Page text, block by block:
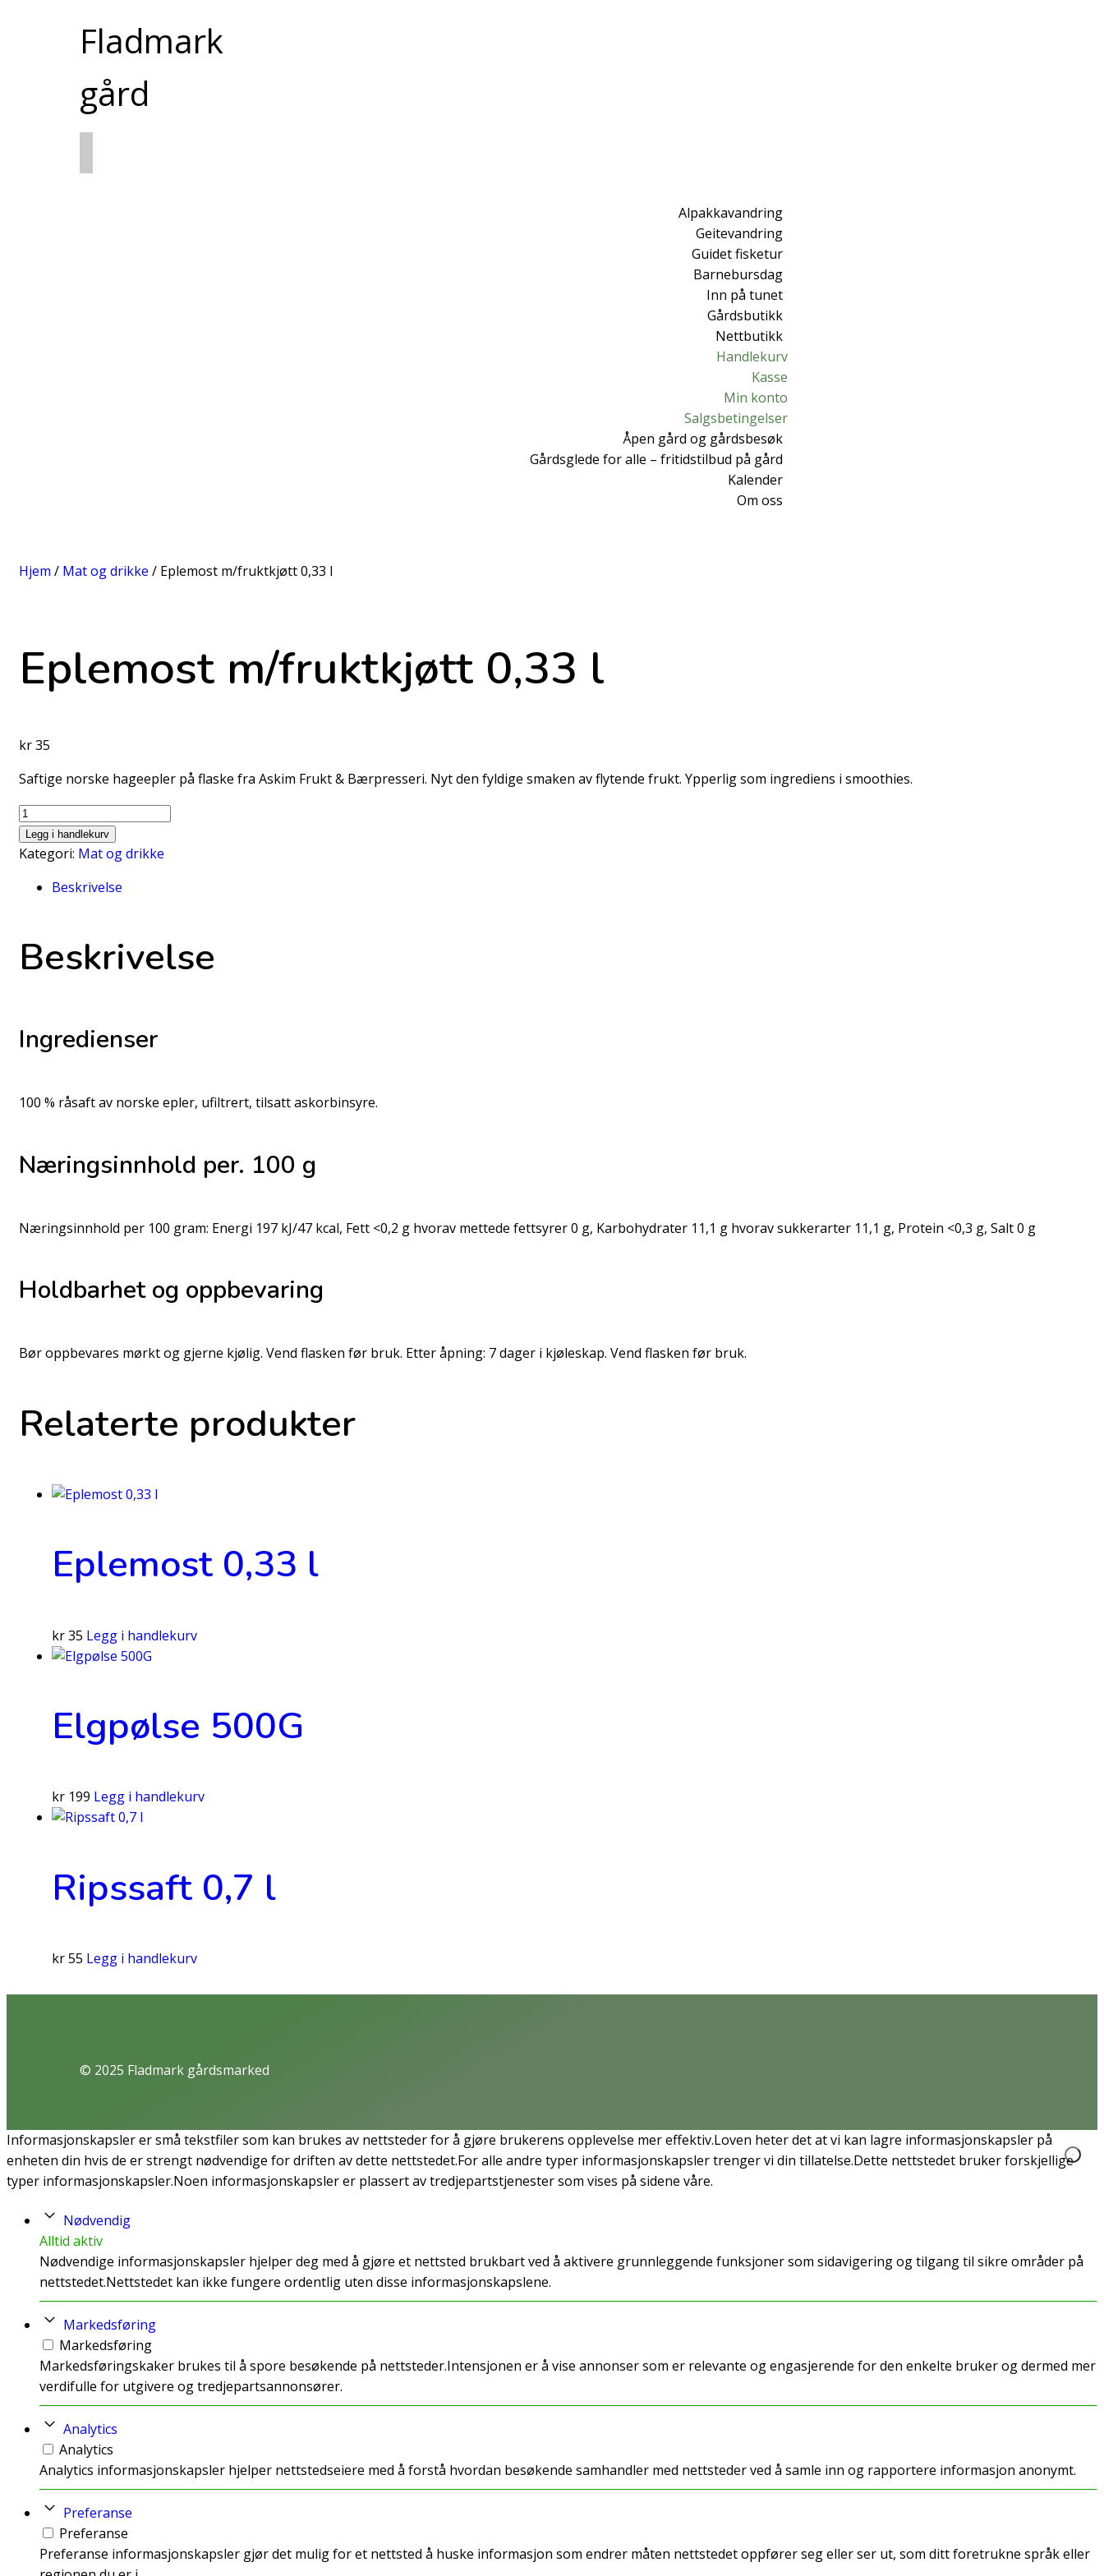
Fladmark
gård
Alpakkavandring
Geitevandring
Guidet fisketur
Barnebursdag
Inn på tunet
Gårdsbutikk
Nettbutikk
Handlekurv
Kasse
Min konto
Salgsbetingelser
Åpen gård og gårdsbesøk
Gårdsglede for alle – fritidstilbud på gård
Kalender
Om oss
Hjem / Mat og drikke / Eplemost m/fruktkjøtt 0,33 l
Eplemost m/fruktkjøtt 0,33 l
kr35
Saftige norske hageepler på flaske fra Askim Frukt & Bærpresseri. Nyt den fyldige smaken av flytende frukt. Ypperlig som ingrediens i smoothies.
Eplemost
m/fruktkjøtt
0,33
antall
Legg i handlekurv
Kategori: Mat og drikke
Beskrivelse
Beskrivelse
Ingredienser
100 % råsaft av norske epler, ufiltrert, tilsatt askorbinsyre.
Næringsinnhold per. 100 g
Næringsinnhold per 100 gram: Energi 197 kJ/47 kcal, Fett <0,2 g hvorav mettede fettsyrer 0 g, Karbohydrater 11,1 g hvorav sukkerarter 11,1 g, Protein <0,3 g, Salt 0 g
Holdbarhet og oppbevaring
Bør oppbevares mørkt og gjerne kjølig. Vend flasken før bruk. Etter åpning: 7 dager i kjøleskap. Vend flasken før bruk.
Relaterte produkter
Eplemost 0,33 l
kr35 Legg i handlekurv
Elgpølse 500G
kr 199 Legg i handlekurv
Ripssaft 0,7 l
kr55 Legg i handlekurv
© 2025 Fladmark gårdsmarked
Informasjonskapsler er små tekstfiler som kan brukes av nettsteder for å gjøre brukerens opplevelse mer effektiv.Loven heter det at vi kan lagre informasjonskapsler på
enheten din hvis de er strengt nødvendige for driften av dette nettstedet.For alle andre typer informasjonskapsler trenger vi din tillatelse.Dette nettstedet bruker forskjellige
typer informasjonskapsler.Noen informasjonskapsler er plassert av tredjepartstjenester som vises på sidene våre.
Nødvendig
Alltid aktiv
Nødvendige informasjonskapsler hjelper deg med å gjøre et nettsted brukbart ved å aktivere grunnleggende funksjoner som sidavigering og tilgang til sikre områder på
nettstedet.Nettstedet kan ikke fungere ordentlig uten disse informasjonskapslene.
Markedsføring
Markedsføring
Markedsføringskaker brukes til å spore besøkende på nettsteder.Intensjonen er å vise annonser som er relevante og engasjerende for den enkelte bruker og dermed mer
verdifulle for utgivere og tredjepartsannonsører.
Analytics
Analytics
Analytics informasjonskapsler hjelper nettstedseiere med å forstå hvordan besøkende samhandler med nettsteder ved å samle inn og rapportere informasjon anonymt.
Preferanse
Preferanse
Preferanse informasjonskapsler gjør det mulig for et nettsted å huske informasjon som endrer måten nettstedet oppfører seg eller ser ut, som ditt foretrukne språk eller